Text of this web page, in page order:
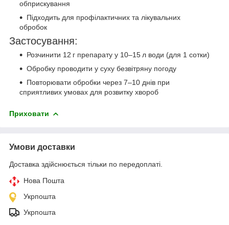
обприскування
Підходить для профілактичних та лікувальних
обробок
Застосування:
Розчинити 12 г препарату у 10–15 л води (для 1 сотки)
Обробку проводити у суху безвітряну погоду
Повторювати обробки через 7–10 днів при
сприятливих умовах для розвитку хвороб
Приховати
Умови доставки
Доставка здійснюється тільки по передоплаті.
Нова Пошта
Укрпошта
Укрпошта